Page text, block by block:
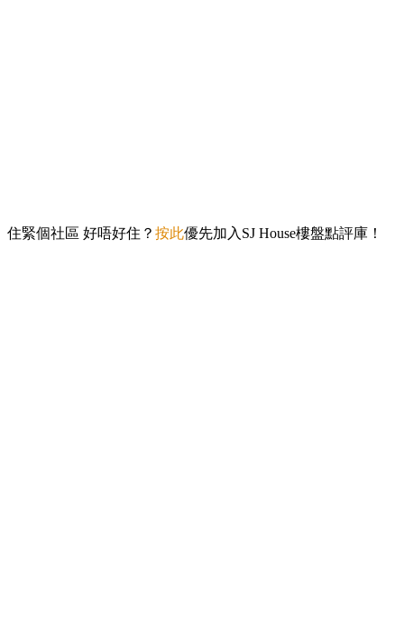
住緊個社區 好唔好住？ 按此優先加入SJ House樓盤點評庫！